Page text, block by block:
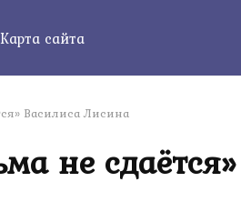
Карта сайта
Василиса Лисина
не сдаётся»